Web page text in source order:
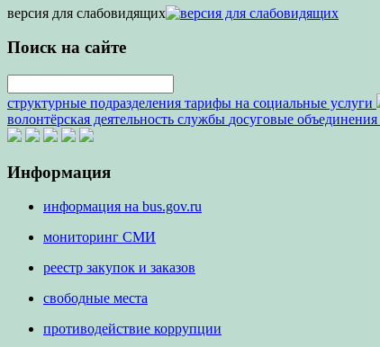
версия для слабовидящих
Поиск на сайте
структурные подразделения тарифы на социальные услуги
волонтёрская деятельность службы досуговые объединения
Информация
информация на bus.gov.ru
мониторинг СМИ
реестр закупок и заказов
свободные места
противодействие коррупции